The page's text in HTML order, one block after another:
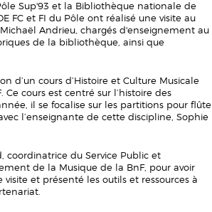
Sup'93 et la Bibliothèque nationale de
FC et FI du Pôle ont réalisé une visite au
Andrieu, chargés d'enseignement au
de la bibliothèque, ainsi que
d’un cours d’Histoire et Culture Musicale
cours est centré sur l’histoire des
il se focalise sur les partitions pour flûte
l’enseignante de cette discipline, Sophie
coordinatrice du Service Public et
de la Musique de la BnF, pour avoir
et présenté les outils et ressources à